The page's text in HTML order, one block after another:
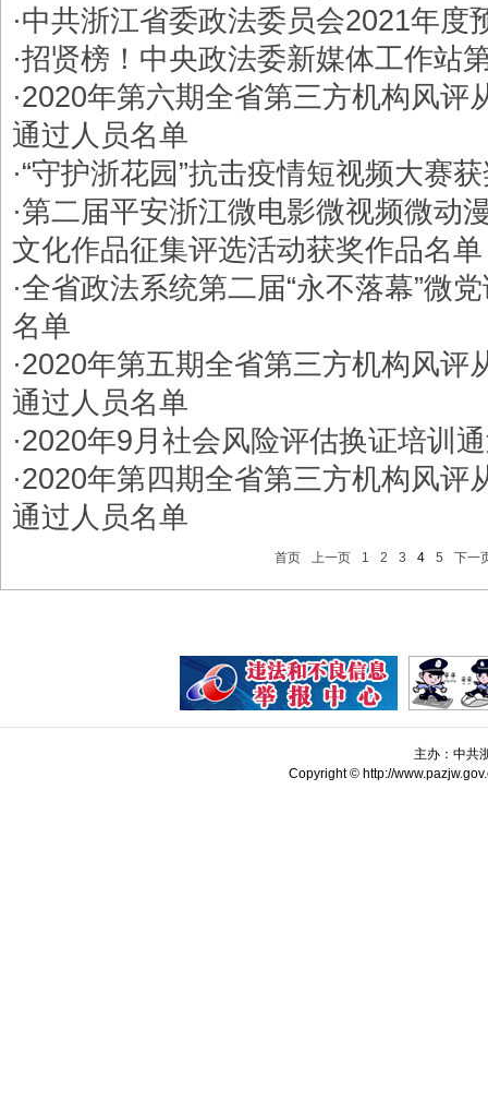
·中共浙江省委政法委员会2021年度
·招贤榜！中央政法委新媒体工作站
·2020年第六期全省第三方机构风评
通过人员名单
·“守护浙花园”抗击疫情短视频大赛
·第二届平安浙江微电影微视频微动
文化作品征集评选活动获奖作品名单
·全省政法系统第二届“永不落幕”微
名单
·2020年第五期全省第三方机构风评
通过人员名单
·2020年9月社会风险评估换证培训
·​2020年第四期全省第三方机构风评
通过人员名单
首页 上一页 1 2 3 4 5 下一
主办：中共
Copyright © http://